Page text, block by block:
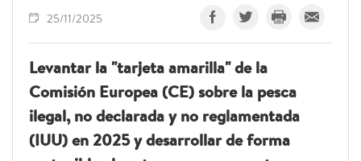
25/11/2025
Levantar la "tarjeta amarilla" de la
Comisión Europea (CE) sobre la pesca
ilegal, no declarada y no reglamentada
(IUU) en 2025 y desarrollar de forma